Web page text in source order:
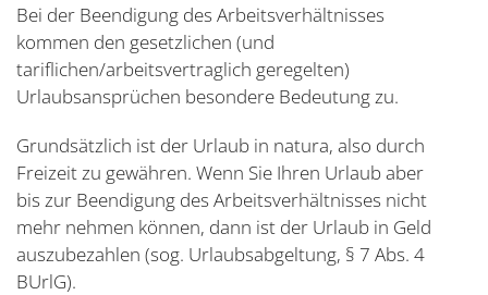
Bei der Beendigung des Arbeitsverhältnisses
kommen den gesetzlichen (und
tariflichen/arbeitsvertraglich geregelten)
Urlaubsansprüchen besondere Bedeutung zu.
Grundsätzlich ist der Urlaub in natura, also durch
Freizeit zu gewähren. Wenn Sie Ihren Urlaub aber
bis zur Beendigung des Arbeitsverhältnisses nicht
mehr nehmen können, dann ist der Urlaub in Geld
auszubezahlen (sog. Urlaubsabgeltung, § 7 Abs. 4
BUrlG).